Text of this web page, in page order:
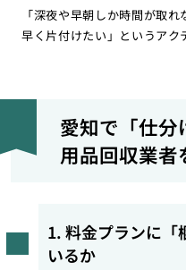
「深夜や早朝しか時間が取
早く片付けたい」というアク
愛知で「仕分
用品回収業者
1. 料金プランに「
いるか